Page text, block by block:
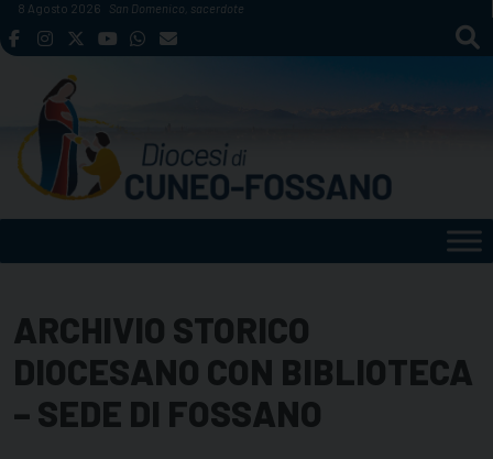
Skip
to
8 Agosto 2026 San Domenico, sacerdote
ARCHIVIO STORICO
DIOCESANO CON BIBLIOTECA
– SEDE DI FOSSANO